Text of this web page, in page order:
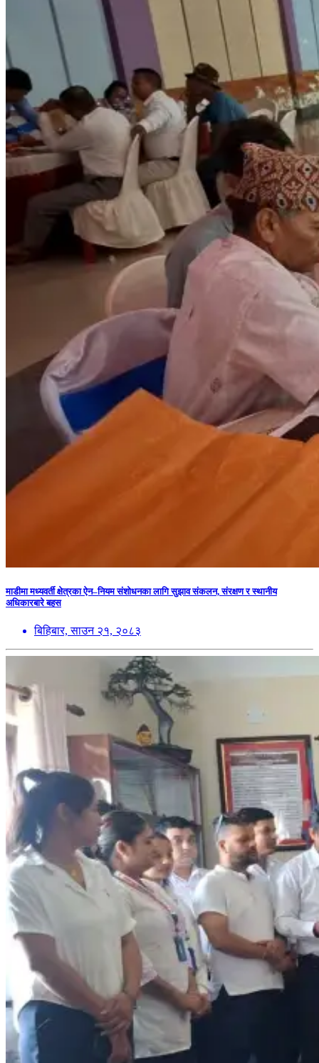
माडीमा मध्यवर्ती क्षेत्रका ऐन–नियम संशोधनका लागि सुझाव संकलन, संरक्षण र स्थानीय
अधिकारबारे बहस
बिहिबार, साउन २१, २०८३